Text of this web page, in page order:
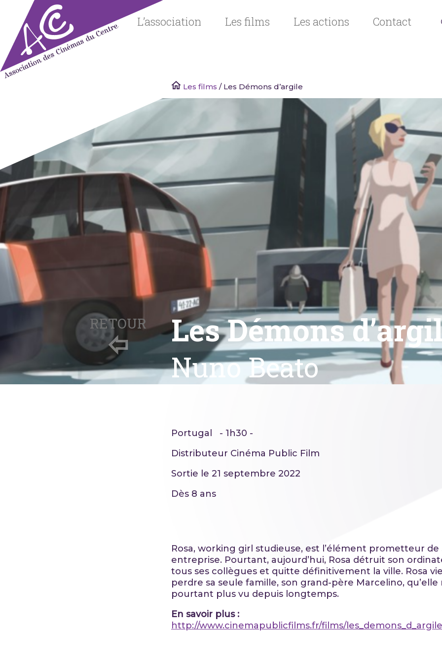
content
Association
des
L’association Les films Les actions Contact
Les films / Les Démons d’argile
Les Démons
Nuno Beato
RETOUR
Portugal - 1h30 -
Distributeur Cinéma Public Film
Sortie le 21 septembre 2022
Dès 8 ans
Rosa, working girl studieuse, est l’élément prometteur de
entreprise. Pourtant, aujourd’hui, Rosa détruit son
tous ses collègues et quitte définitivement la ville. Rosa
perdre sa seule famille, son grand-père Marcelino, qu’elle
pourtant plus vu depuis longtemps.
En savoir plus :
http://www.cinemapublicfilms.fr/films/